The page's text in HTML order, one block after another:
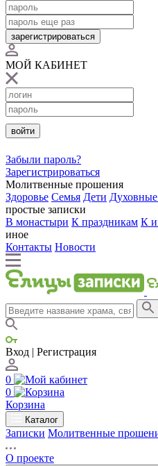
зарегистрироваться
МОЙ КАБИНЕТ
войти
Забыли пароль?
Зарегистрироваться
Молитвенные прошения
Здоровье Семья Дети
простые записки
В монастыри К праздникам К
иное
Контакты Новости
Вход | Регистрация
0
0
Корзина
Каталог
Записки Молитвенные
О проекте